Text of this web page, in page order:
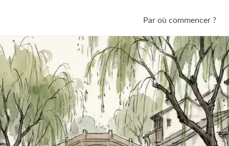
Par où commencer ?